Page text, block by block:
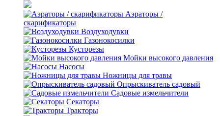
Аэраторы /
скарификаторы
Воздуходувки
Газонокосилки
Кусторезы
Мойки высокого давления
Насосы
Ножницы для травы
Опрыскиватель садовый
Садовые измельчители
Секаторы
Тракторы